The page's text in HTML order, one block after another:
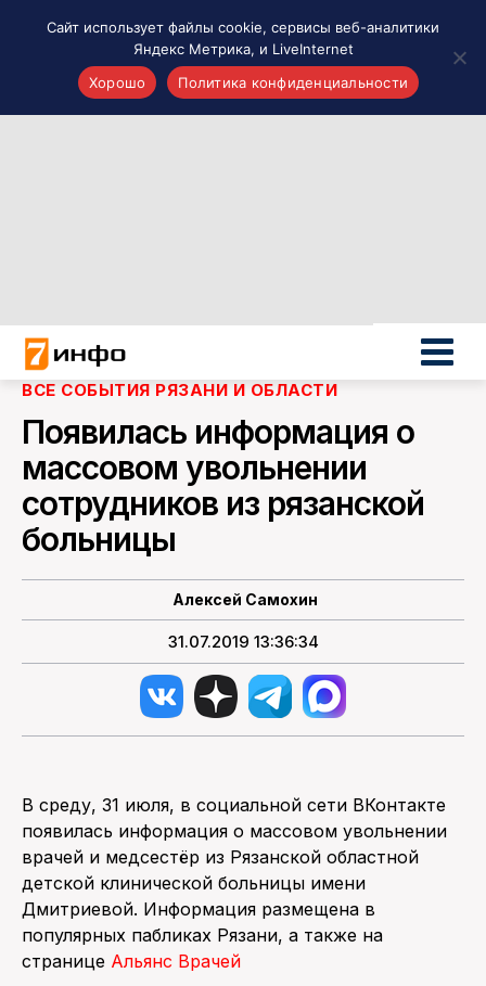
Новости России
Политика
Новости мира
Все материалы 7инфо
О НАС
ПОИСК ПО САЙТУ
ВСЕ СОБЫТИЯ РЯЗАНИ И ОБЛАСТИ
Появилась информация о
массовом увольнении
сотрудников из рязанской
больницы
Алексей Самохин
31.07.2019 13:36:34
В среду, 31 июля, в социальной сети ВКонтакте
появилась информация о массовом увольнении
врачей и медсестёр из Рязанской областной
детской клинической больницы имени
Дмитриевой. Информация размещена в
популярных пабликах Рязани, а также на
странице Альянс Врачей
Сайт использует файлы cookie, сервисы веб-аналитики
Яндекс Метрика, и LiveInternet
Хорошо
Политика конфиденциальности